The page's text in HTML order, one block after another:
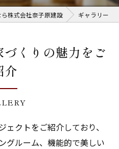
株式会社奈子原建設 ギャラリー
くりの魅力をご
介
クトをご紹介しており、
グルーム、機能的で美しい